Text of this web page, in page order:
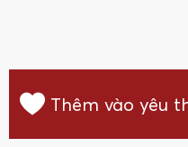
Thêm vào yêu